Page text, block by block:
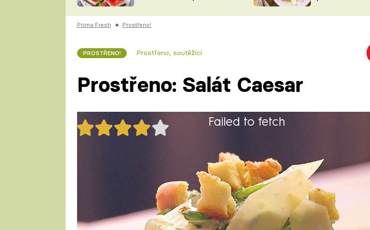
ČESKO NA TALÍŘI
KUCHAŘKA
VYCHYTÁVKY
Prima Fresh ■ Prostřeno!
PROSTŘENO! Prostřeno, soutěžící
Prostřeno: Salát Caesar
Failed to fetch
Udělat pořádné "Cézara" není zdaleka tak složité, jak by se
Inspirujte se u Ohnivýho kuřete.
1 porce 30 minut